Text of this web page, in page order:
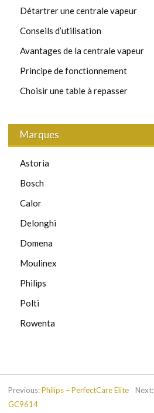
Détartrer une centrale vapeur
Conseils d’utilisation
Avantages de la centrale vapeur
Principe de fonctionnement
Choisir une table à repasser
Marques
Astoria
Bosch
Calor
Delonghi
Domena
Moulinex
Philips
Polti
Rowenta
Previous:Philips – PerfectCare Elite
GC9614
Next: